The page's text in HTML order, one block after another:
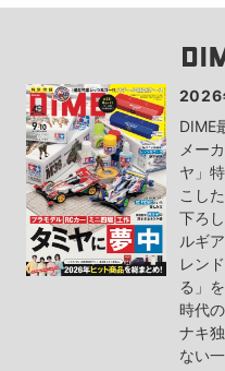
2026
DIME
メー
ヤ」
こし
下ろ
ルギ
レン
る」
時代
ナキ
ない一